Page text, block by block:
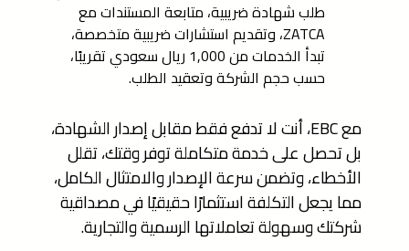
طلب شهادة ضريبية، متابعة المستندات مع
ZATCA، وتقديم استشارات ضريبية متخصصة،
تبدأ الخدمات من 1,000 ريال سعودي تقريبًا،
حسب حجم الشركة وتعقيد الطلب.
مع EBC، أنت لا تدفع فقط مقابل إصدار الشهادة،
بل تحصل على خدمة متكاملة توفر وقتك، تقلل
الأخطاء، وتضمن سرعة الإصدار والامتثال الكامل،
مما يجعل التكلفة استثمارًا حقيقيًا في مصداقية
شركتك وسهولة تعاملاتها الرسمية والتجارية.